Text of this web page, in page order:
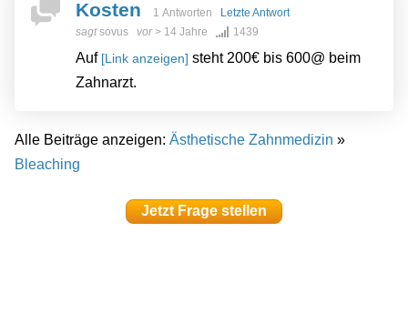
Kosten 1 Antworten
Letzte Antwort
sagtsovus vor> 14 Jahre 1439
Auf [Link anzeigen] steht 200€ bis 600@ beim
Zahnarzt.
Alle Beiträge anzeigen: Ästhetische Zahnmedizin »
Bleaching
Jetzt Frage stellen